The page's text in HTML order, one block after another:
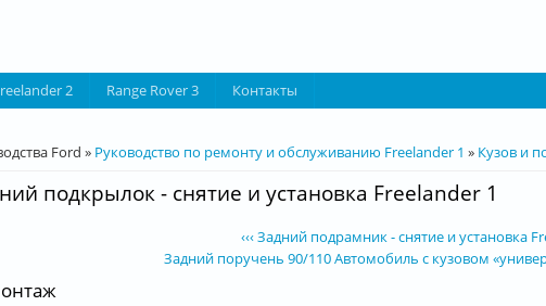
2 Range Rover 3 Контакты
Ford » Руководство по ремонту и обслуживанию Freelander 1 » Кузов и
подкрылок - снятие и установка Freelander 1
‹‹‹ Задний подрамник - снятие и установка
Задний поручень 90/110 Автомобиль с кузовом